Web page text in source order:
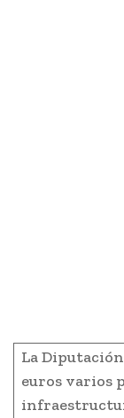
La
euros varios